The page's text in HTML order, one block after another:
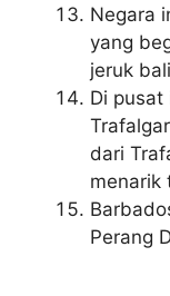
Negara
yang
jeruk
Di
dari
menarik
Perang